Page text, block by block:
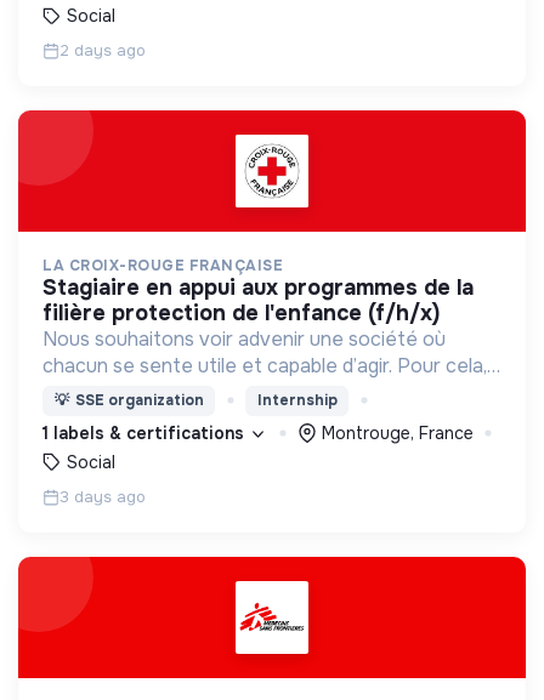
Social
2 days ago
LA CROIX-ROUGE FRANÇAISE
stagiaire en appui aux programmes de la
filière protection de l'enfance (f/h/x)
Nous souhaitons voir advenir une société où
chacun se sente utile et capable d’agir. Pour cela,
nous proposons des moyens et des lieux
d’engagement innovants et adaptés à tous.
💡 SSE organization Internship
1 labels & certifications
Montrouge, France
Social
3 days ago